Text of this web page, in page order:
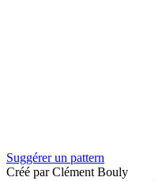
Suggérer un pattern
Créé par Clément Bouly